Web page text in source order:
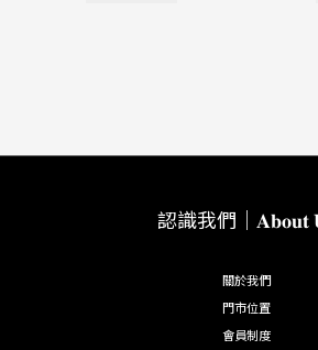
認識我們｜𝐀𝐛𝐨𝐮𝐭
關於我們
門市位置
會員制度